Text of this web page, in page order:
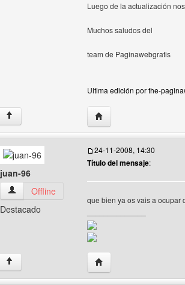
Luego de la actualización
Muchos saludos del
team de Paginawebgratis
Ultima edición por the-
↑ Visitar sitio web del
juan-96
juan-96 Ver perfil del usuario
Offline
Destacado
24-11-2008, 14:30
Título del mensaje:
que bien ya os vais a ocupar
↑ Visitar sitio web del